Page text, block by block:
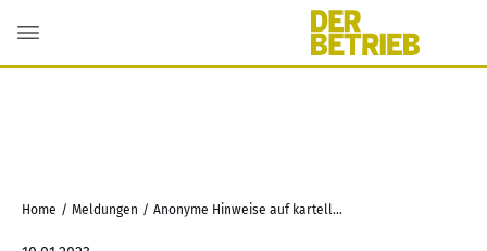
Home / Meldungen / Anonyme Hinweise auf kartellrechtliche Verstöße